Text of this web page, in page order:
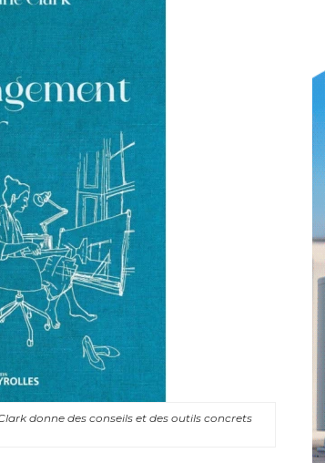
donne des conseils et des outils concrets